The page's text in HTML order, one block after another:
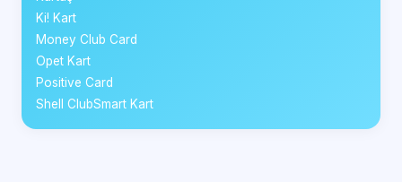
Ki! Kart
Money Club Card
Opet Kart
Positive Card
Shell ClubSmart Kart